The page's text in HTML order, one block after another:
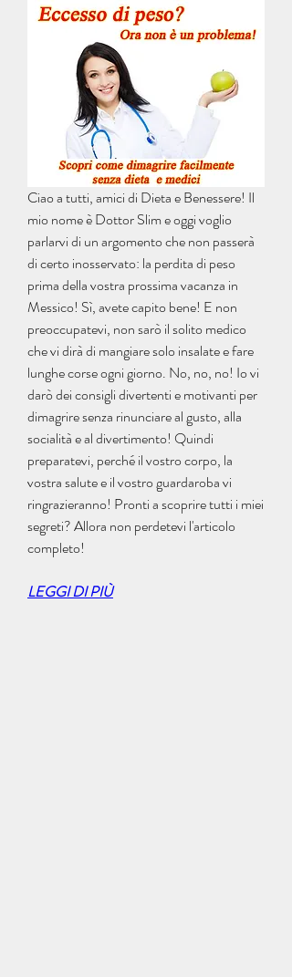
Ciao a tutti, amici di Dieta e Benessere! Il
mio nome è Dottor Slim e oggi voglio
parlarvi di un argomento che non passerà
di certo inosservato: la perdita di peso
prima della vostra prossima vacanza in
Messico! Sì, avete capito bene! E non
preoccupatevi, non sarò il solito medico
che vi dirà di mangiare solo insalate e fare
lunghe corse ogni giorno. No, no, no! Io vi
darò dei consigli divertenti e motivanti per
dimagrire senza rinunciare al gusto, alla
socialità e al divertimento! Quindi
preparatevi, perché il vostro corpo, la
vostra salute e il vostro guardaroba vi
ringrazieranno! Pronti a scoprire tutti i miei
segreti? Allora non perdetevi l'articolo
completo!
LEGGI DI PIÙ